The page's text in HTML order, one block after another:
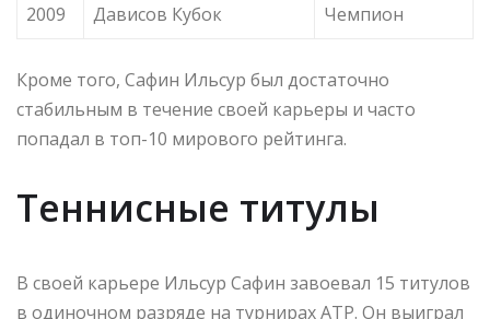
2009
Дависов Кубок Чемпион
Кроме того, Сафин Ильсур был достаточно
стабильным в течение своей карьеры и часто
попадал в топ-10 мирового рейтинга.
Теннисные титулы
В своей карьере Ильсур Сафин завоевал 15 титулов
в одиночном разряде на турнирах ATP. Он выиграл